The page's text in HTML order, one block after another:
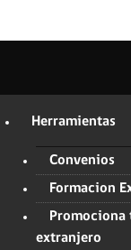
Herramientas
Convenios
Formacion
extranjero